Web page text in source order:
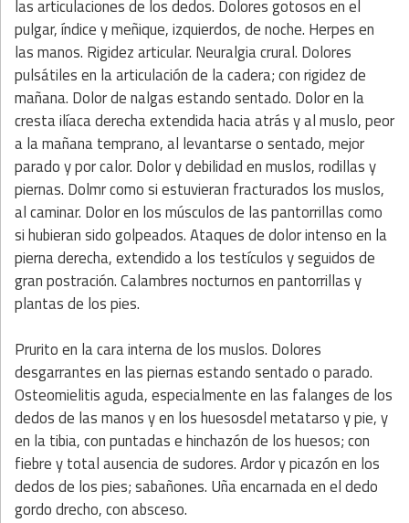
las articulaciones de los dedos. Dolores gotosos en el
pulgar, índice y meñique, izquierdos, de noche. Herpes en
las manos. Rigidez articular. Neuralgia crural. Dolores
pulsátiles en la articulación de la cadera; con rigidez de
mañana. Dolor de nalgas estando sentado. Dolor en la
cresta ilíaca derecha extendida hacia atrás y al muslo, peor
a la mañana temprano, al levantarse o sentado, mejor
parado y por calor. Dolor y debilidad en muslos, rodillas y
piernas. Dolmr como si estuvieran fracturados los muslos,
al caminar. Dolor en los músculos de las pantorrillas como
si hubieran sido golpeados. Ataques de dolor intenso en la
pierna derecha, extendido a los testículos y seguidos de
gran postración. Calambres nocturnos en pantorrillas y
plantas de los pies.
Prurito en la cara interna de los muslos. Dolores
desgarrantes en las piernas estando sentado o parado.
Osteomielitis aguda, especialmente en las falanges de los
dedos de las manos y en los huesosdel metatarso y pie, y
en la tibia, con puntadas e hinchazón de los huesos; con
fiebre y total ausencia de sudores. Ardor y picazón en los
dedos de los pies; sabañones. Uña encarnada en el dedo
gordo drecho, con absceso.